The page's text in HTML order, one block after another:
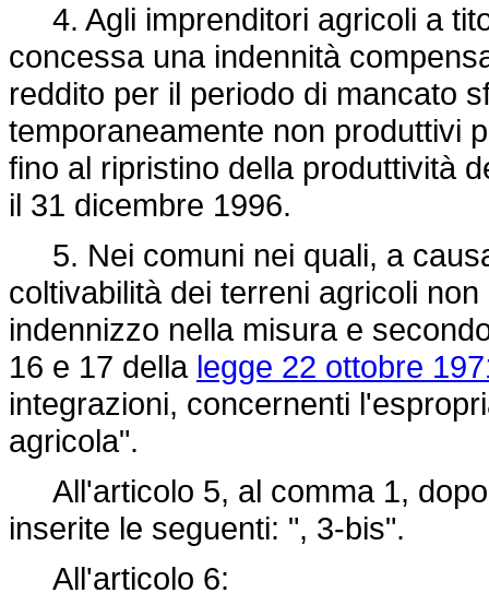
4. Agli imprenditori agricoli a
concessa una indennità
reddito per il periodo di mancato
temporaneamente non produttivi
fino al ripristino della produttività
il 31 dicembre 1996.
5. Nei comuni nei quali, a
coltivabilità dei terreni agricoli
indennizzo nella misura e
16 e 17 della legge 22 ottobre
integrazioni, concernenti
agricola".
All'articolo 5, al comma 1,
inserite le seguenti: ", 3-bis".
All'articolo 6: